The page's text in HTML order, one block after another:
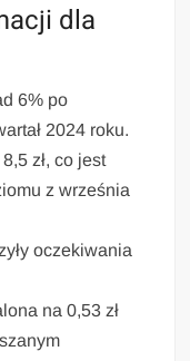
dla
6% po
2024 roku.
zł, co jest
z września
oczekiwania
na 0,53 zł